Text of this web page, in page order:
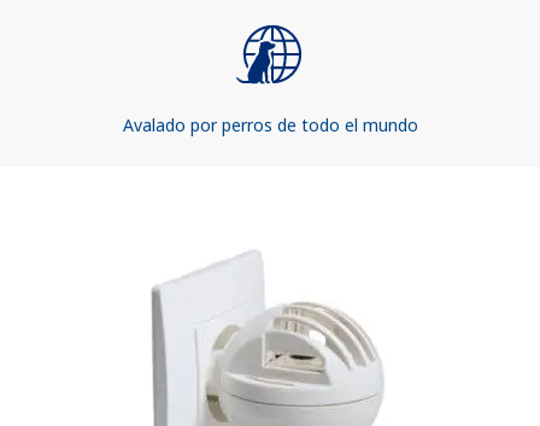
Avalado por perros de todo el mundo